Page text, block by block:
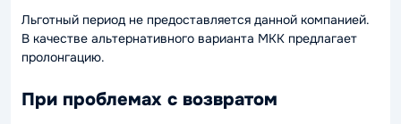
Льготный период не предоставляется данной компанией.
В качестве альтернативного варианта МКК предлагает
пролонгацию.
При проблемах с возвратом